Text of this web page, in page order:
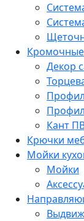
Декор
Кант
Крючки
Мойки
Мойки